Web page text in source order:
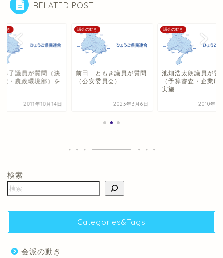
RELATED POST
動き
淳子議員が質問（決
査・農政環境部）を
2011年10月14日
議会の動き
前田 ともき議員が質問
（公安委員会）
2023年3月6日
議会の動き
池畑浩太朗議員が質
（予算審査・企業庁
実施
2010年3
検索
Categories&Tags
会派の動き